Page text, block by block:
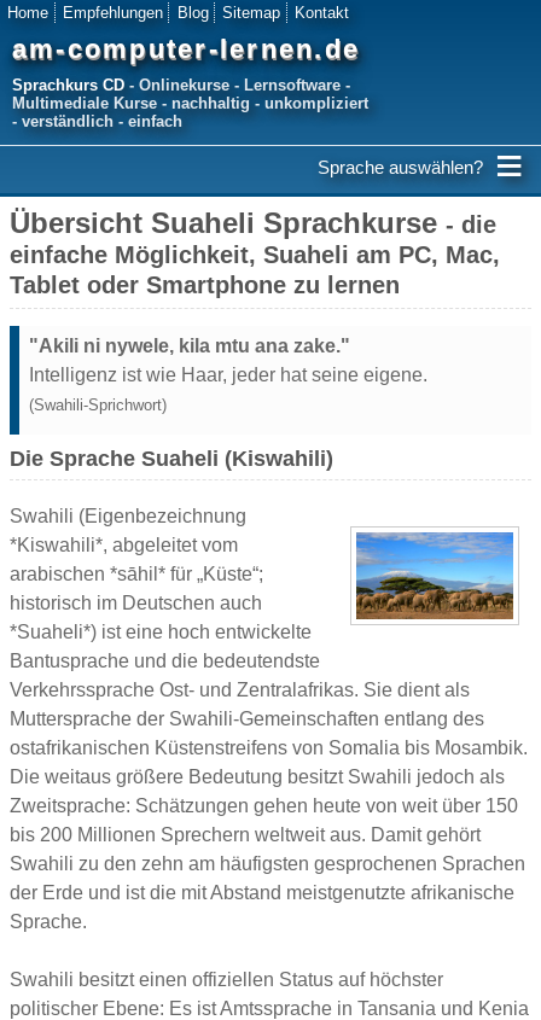
am-computer-lernen.de
Sprachkurs CD - Onlinekurse - Lernsoftware -
Multimediale Kurse - nachhaltig - unkompliziert
- verständlich - einfach
Home Empfehlungen Blog Sitemap Kontakt
Sprache auswählen? ≡
Übersicht Suaheli Sprachkurse - die
einfache Möglichkeit, Suaheli am PC, Mac,
Tablet oder Smartphone zu lernen
"Akili ni nywele, kila mtu ana zake."
Intelligenz ist wie Haar, jeder hat seine eigene.
(Swahili-Sprichwort)
Die Sprache Suaheli (Kiswahili)
Swahili (Eigenbezeichnung
*Kiswahili*, abgeleitet vom
arabischen *sāhil* für „Küste“;
historisch im Deutschen auch
*Suaheli*) ist eine hoch entwickelte
Bantusprache und die bedeutendste
Verkehrssprache Ost- und Zentralafrikas. Sie dient als
Muttersprache der Swahili-Gemeinschaften entlang des
ostafrikanischen Küstenstreifens von Somalia bis Mosambik.
Die weitaus größere Bedeutung besitzt Swahili jedoch als
Zweitsprache: Schätzungen gehen heute von weit über 150
bis 200 Millionen Sprechern weltweit aus. Damit gehört
Swahili zu den zehn am häufigsten gesprochenen Sprachen
der Erde und ist die mit Abstand meistgenutzte afrikanische
Sprache.
Swahili besitzt einen offiziellen Status auf höchster
politischer Ebene: Es ist Amtssprache in Tansania und Kenia